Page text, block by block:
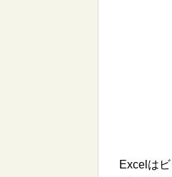
Excelは